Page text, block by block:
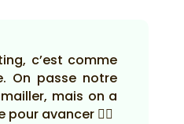
c’est comme
On passe notre
mais on a
pour avancer 🤷‍♂️